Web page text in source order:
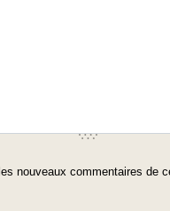
nouveaux commentaires de